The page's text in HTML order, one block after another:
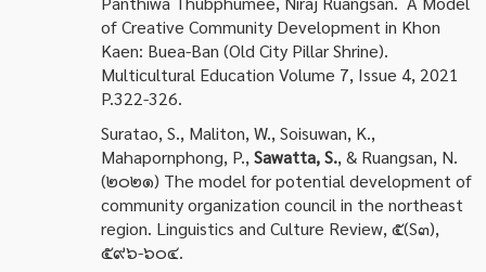
of Creative Community Development in Khon
Kaen: Buea-Ban (Old City Pillar Shrine).
Multicultural Education Volume 7, Issue 4, 2021
P.322-326.
Suratao, S., Maliton, W., Soisuwan, K.,
Mahapornphong, P., Sawatta, S., & Ruangsan, N.
(๒๐๒๑) The model for potential development of
community organization council in the northeast
region. Linguistics and Culture Review, ๕(S๓),
๕๙๖-๖๐๔.